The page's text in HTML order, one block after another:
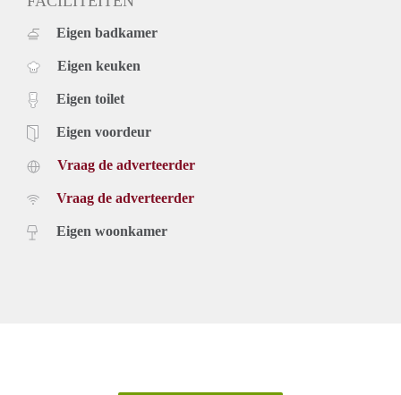
Eigen badkamer
Eigen keuken
Eigen toilet
Eigen voordeur
Vraag de adverteerder
Vraag de adverteerder
Eigen woonkamer